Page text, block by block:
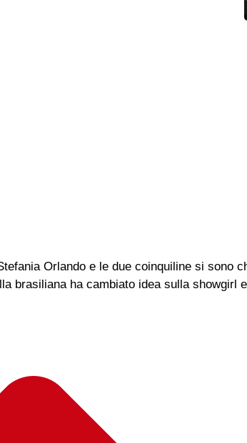
Orlando e le due coinquiline si sono
brasiliana ha cambiato idea sulla showgirl